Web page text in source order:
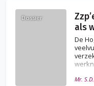
Dossier
als
De
Mr.